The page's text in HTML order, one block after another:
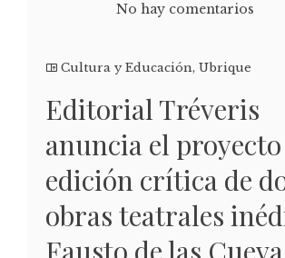
No hay comentarios
Cultura y Educación, Ubrique
Editorial Tréveris
anuncia el
edición crítica de
obras teatrales